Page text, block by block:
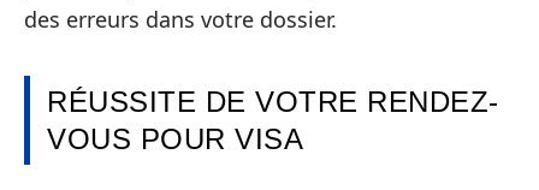
des erreurs dans votre dossier.
RÉUSSITE DE VOTRE RENDEZ-
VOUS POUR VISA